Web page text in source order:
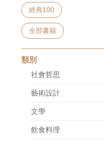
經典100
全部書籍
類別
社會哲思
藝術設計
文學
飲食料理